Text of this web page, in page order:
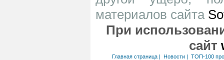
материалов сайта
При
сайт
Главная страница| Новости| ТОП-100